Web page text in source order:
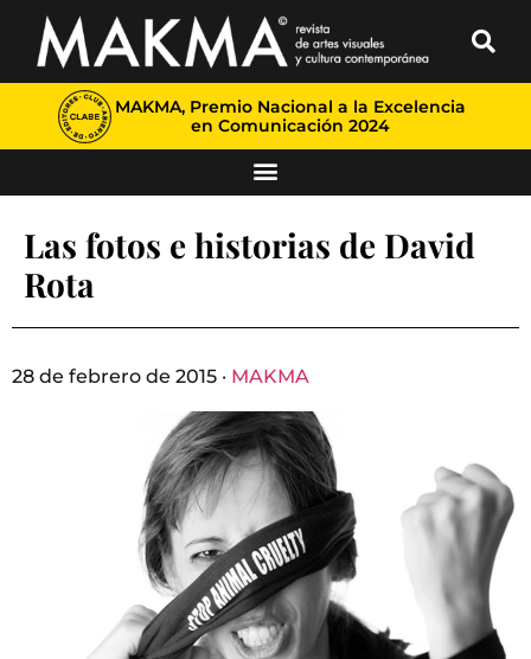
MAKMA, Premio Nacional a la Excelencia
en Comunicación 2024
Las fotos e historias de David
Rota
28 de febrero de 2015 · MAKMA